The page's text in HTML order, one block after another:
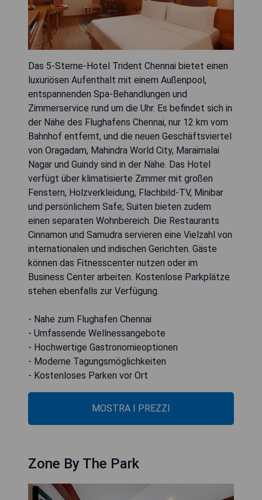
Das 5-Sterne-Hotel Trident Chennai bietet einen
luxuriösen Aufenthalt mit einem Außenpool,
entspannenden Spa-Behandlungen und
Zimmerservice rund um die Uhr. Es befindet sich in
der Nähe des Flughafens Chennai, nur 12 km vom
Bahnhof entfernt, und die neuen Geschäftsviertel
von Oragadam, Mahindra World City, Maraimalai
Nagar und Guindy sind in der Nähe. Das Hotel
verfügt über klimatisierte Zimmer mit großen
Fenstern, Holzverkleidung, Flachbild-TV, Minibar
und persönlichem Safe; Suiten bieten zudem
einen separaten Wohnbereich. Die Restaurants
Cinnamon und Samudra servieren eine Vielzahl von
internationalen und indischen Gerichten. Gäste
können das Fitnesscenter nutzen oder im
Business Center arbeiten. Kostenlose Parkplätze
stehen ebenfalls zur Verfügung.
- Nahe zum Flughafen Chennai
- Umfassende Wellnessangebote
- Hochwertige Gastronomieoptionen
- Moderne Tagungsmöglichkeiten
- Kostenloses Parken vor Ort
MOSTRA I PREZZI
Zone By The Park